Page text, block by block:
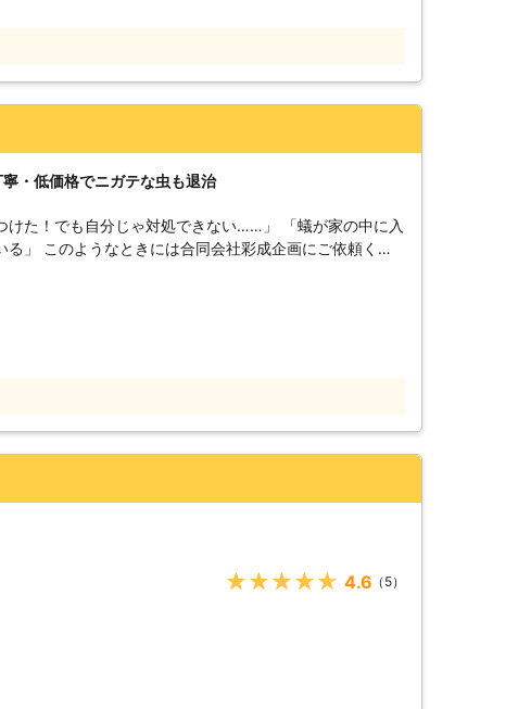
施工により一回の駆除作業で半年以上ゴキブリ発生防止を
た弊社では、ゴキブリ以外にも住まいに潜むシロアリや
任せください。 ●6ヶ月の長期保証付！ゴキブ
あります 最近、沖縄の飲食店などで殺虫剤に抵抗力を持
、市販の殺虫剤では駆除できずに困っているというお声も
のようなときは、弊社「有限会社バスターズ」をご利用
用しています。 そのためほとんど臭いも残りませんの
業も可能です。 ゴキブリでお悩みのことな
でなく飲食店での駆除経験もある弊社にお任せください。
以外にも、害虫のことなら何でも対応可能です。 一般住
虫駆除をご希望でしたら、お気軽に弊社までご相談くださ
・低価格でニガテな虫も退治
けた！でも自分じゃ対処できない……」 「蟻が家の中に入
画にご依頼くだ
駆除サービスなどお客様の生活のお困り事を解決する業者
お困り事に幅広く対応していますので、お気軽にご相談く
の対処が大切です。初めのうちは1匹・2匹しかいなかった
ロに依頼しましょう。プロであれば害虫の生態に合わせ
う駆除方法やアリにあう駆除方法を使用して効率的に駆除
とセットがおすすめ！当店はどちらも承ります 害虫は
去するとより効果が得られますよ。害虫にお悩みで家の周
合には、草刈りとのセットで依頼することをおすすめしま
★★★★★ 4.6 （5）